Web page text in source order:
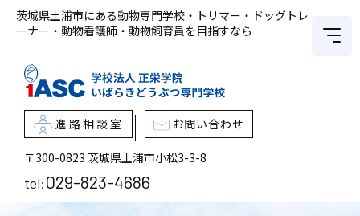
茨城県土浦市にある動物専門学校・トリマー・ドッグトレ
ーナー・動物看護師・動物飼育員を目指すなら
進路相談室 お問い合わせ
〒300-0823 茨城県土浦市小松3-3-8
tel:029-823-4686